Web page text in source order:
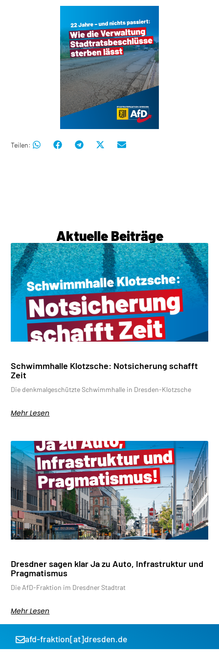
Teilen:
Aktuelle Beiträge
Schwimmhalle Klotzsche: Notsicherung schafft
Zeit
Die denkmalgeschützte Schwimmhalle in Dresden-Klotzsche
Mehr Lesen
Dresdner sagen klar Ja zu Auto, Infrastruktur und
Pragmatismus
Die AfD-Fraktion im Dresdner Stadtrat
Mehr Lesen
afd-fraktion[at]dresden.de